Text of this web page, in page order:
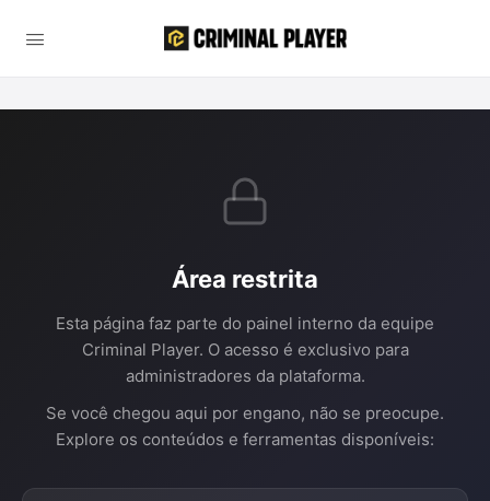
Área restrita
Esta página faz parte do painel interno da equipe
Criminal Player. O acesso é exclusivo para
administradores da plataforma.
Se você chegou aqui por engano, não se preocupe.
Explore os conteúdos e ferramentas disponíveis: